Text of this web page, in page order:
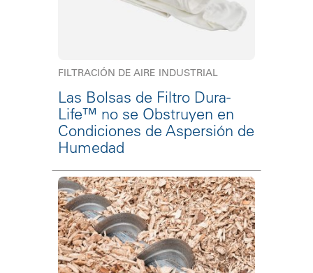
FILTRACIÓN DE AIRE INDUSTRIAL
Las Bolsas de Filtro Dura-
Life™ no se Obstruyen en
Condiciones de Aspersión de
Humedad